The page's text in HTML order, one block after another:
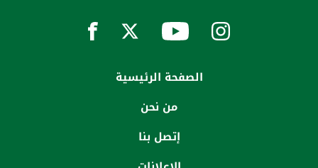
الصفحة الرئيسية
من نحن
إتصل بنا